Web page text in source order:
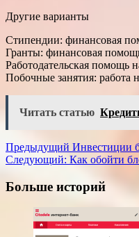
Другие варианты
Стипендии: финансовая
Гранты: финансовая
Работодательская помощь
Побочные занятия: работа
Читать статью
Навигация
записи
Предыдущий Инвестиции
Следующий: Как обойти
Больше историй